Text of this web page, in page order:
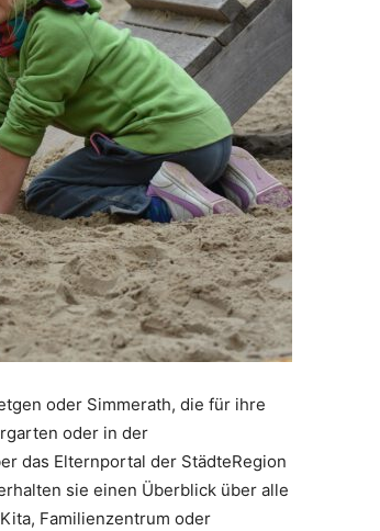
oder Simmerath, die für ihre
oder in der
das Elternportal der StädteRegion
sie einen Überblick über alle
Familienzentrum oder